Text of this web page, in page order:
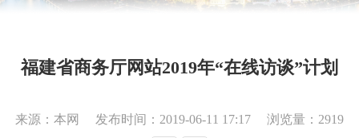
福建省商务厅网站2019年“在线访谈”计划
来源：本网 发布时间：2019-06-11 17:17 浏览量：2919